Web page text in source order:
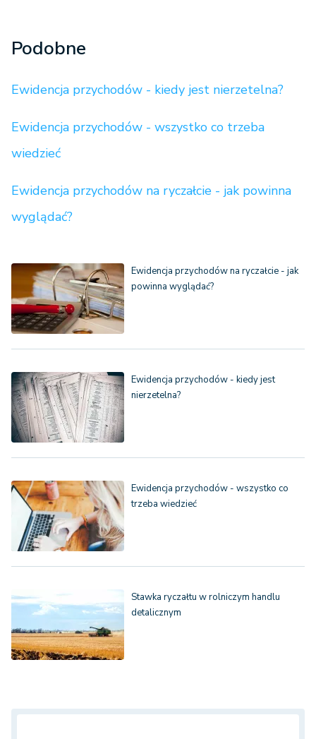
Podobne
Ewidencja przychodów - kiedy jest nierzetelna?
Ewidencja przychodów - wszystko co trzeba
wiedzieć
Ewidencja przychodów na ryczałcie - jak powinna
wyglądać?
Ewidencja przychodów na ryczałcie - jak
powinna wyglądać?
Ewidencja przychodów - kiedy jest
nierzetelna?
Ewidencja przychodów - wszystko co
trzeba wiedzieć
Stawka ryczałtu w rolniczym handlu
detalicznym